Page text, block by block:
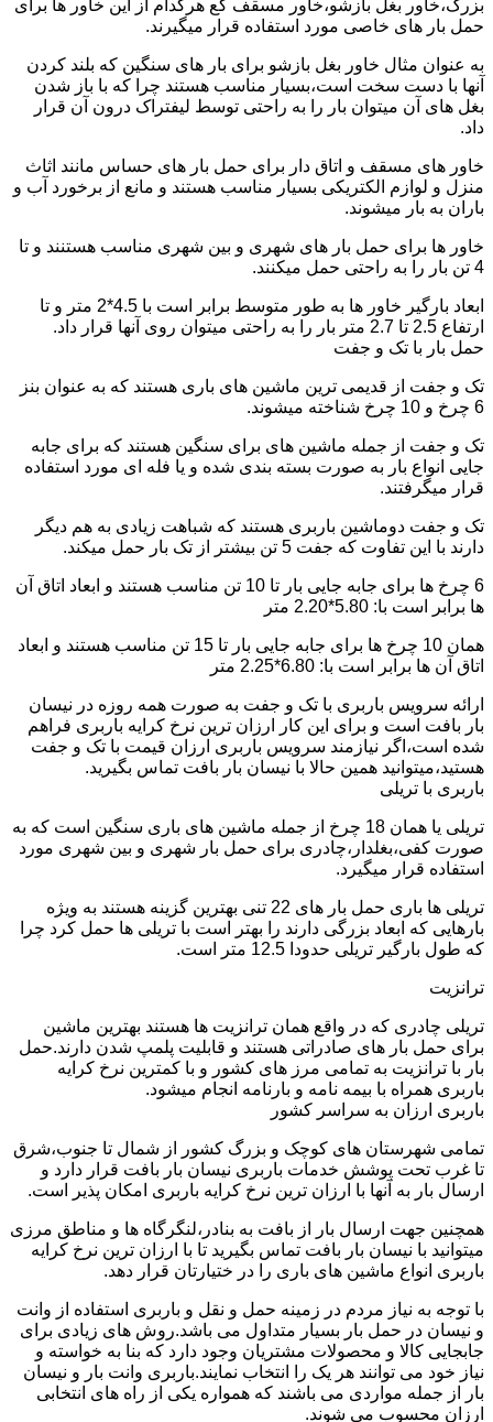
بزرگ،خاور بغل بازشو،خاور مسقف کع هرکدام از این خاور ها برای
حمل بار های خاصی مورد استفاده قرار میگیرند.
به عنوان مثال خاور بغل بازشو برای بار های سنگین که بلند کردن
آنها با دست سخت است،بسیار مناسب هستند چرا که با باز شدن
بغل های آن میتوان بار را به راحتی توسط لیفتراک درون آن قرار
داد.
خاور های مسقف و اتاق دار برای حمل بار های حساس مانند اثاث
منزل و لوازم الکتریکی بسیار مناسب هستند و مانع از برخورد آب و
باران به بار میشوند.
خاور ها برای حمل بار های شهری و بین شهری مناسب هستنند و تا
4 تن بار را به راحتی حمل میکنند.
ابعاد بارگیر خاور ها به طور متوسط برابر است با 4.5*2 متر و تا
ارتفاع 2.5 تا 2.7 متر بار را به راحتی میتوان روی آنها قرار داد.
حمل بار با تک و جفت
تک و جفت از قدیمی ترین ماشین های باری هستند که به عنوان بنز
6 چرخ و 10 چرخ شناخته میشوند.
تک و جفت از جمله ماشین های برای سنگین هستند که برای جابه
جایی انواع بار به صورت بسته بندی شده و یا فله ای مورد استفاده
قرار میگرفتند.
تک و جفت دوماشین باربری هستند که شباهت زیادی به هم دیگر
دارند با این تفاوت که جفت 5 تن بیشتر از تک بار حمل میکند.
6 چرخ ها برای جابه جایی بار تا 10 تن مناسب هستند و ابعاد اتاق آن
ها برابر است با: 5.80*2.20 متر
همان 10 چرخ ها برای جابه جایی بار تا 15 تن مناسب هستند و ابعاد
اتاق آن ها برابر است با: 6.80*2.25 متر
ارائه سرویس باربری با تک و جفت به صورت همه روزه در نیسان
بار بافت است و برای این کار ارزان ترین نرخ کرایه باربری فراهم
شده است،اگر نیازمند سرویس باربری ارزان قیمت با تک و جفت
هستید،میتوانید همین حالا با نیسان بار بافت تماس بگیرید.
باربری با تریلی
تریلی یا همان 18 چرخ از جمله ماشین های باری سنگین است که به
صورت کفی،بغلدار،چادری برای حمل بار شهری و بین شهری مورد
استفاده قرار میگیرد.
تریلی ها باری حمل بار های 22 تنی بهترین گزینه هستند به ویژه
بارهایی که ابعاد بزرگی دارند را بهتر است با تریلی ها حمل کرد چرا
که طول بارگیر تریلی حدودا 12.5 متر است.
ترانزیت
تریلی چادری که در واقع همان ترانزیت ها هستند بهترین ماشین
برای حمل بار های صادراتی هستند و قابلیت پلمپ شدن دارند.حمل
بار با ترانزیت به تمامی مرز های کشور و با کمترین نرخ کرایه
باربری همراه با بیمه نامه و بارنامه انجام میشود.
باربری ارزان به سراسر کشور
تمامی شهرستان های کوچک و بزرگ کشور از شمال تا جنوب،شرق
تا غرب تحت پوشش خدمات باربری نیسان بار بافت قرار دارد و
ارسال بار به آنها با ارزان ترین نرخ کرایه باربری امکان پذیر است.
همچنین جهت ارسال بار از بافت به بنادر،لنگرگاه ها و مناطق مرزی
میتوانید با نیسان بار بافت تماس بگیرید تا با ارزان ترین نرخ کرایه
باربری انواع ماشین های باری را در ختیارتان قرار دهد.
با توجه به نیاز مردم در زمینه حمل و نقل و باربری استفاده از وانت
و نیسان در حمل بار بسیار متداول می باشد.روش های زیادی برای
جابجایی کالا و محصولات مشتریان وجود دارد که بنا به خواسته و
نیاز خود می توانند هر یک را انتخاب نمایند.باربری وانت بار و نیسان
بار از جمله مواردی می باشند که همواره یکی از راه های انتخابی
ارزان محسوب می شوند.